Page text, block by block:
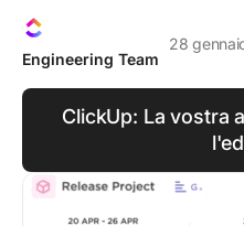
Engineering Team
28
ClickUp: La vostra